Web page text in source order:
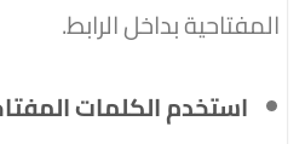
المفتاحية بداخل الرابط.
استخدم الكلمات